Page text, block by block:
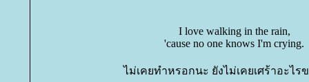
I love walking in the rain,
'cause no one knows I'm crying.
ไม่เคยทำหรอกนะ ยังไม่เคยเศร้าอะไร